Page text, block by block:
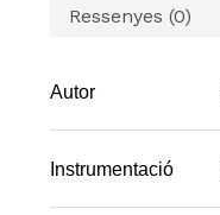
Ressenyes (0)
Autor
Instrumentació